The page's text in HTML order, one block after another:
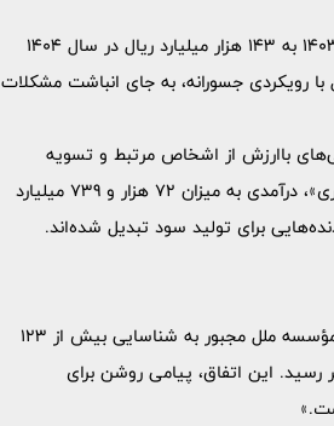
تحول 53 درصدی در کاهش زیان خالص (که عدد زیان را از 302 هزار میلیارد ریال در سال 1403 به 143 هزار میلیارد ریال در سال 1404
رویکردی جسورانه، به جای انباشت مشکلات
باارزش از اشخاص مرتبط و تسویه
تسهیلات مربوطه، ملل توانست علاوه بر پاک‌سازی ترازنامه از مطالبات فاقد «بهداشت اعتباری»، درآمدی به میزان 72 هزار و 739 میلیارد
برای تولید سود تبدیل شده‌اند.
یکی از نقاط قوت کارنامه 1404، مدیریت هوشمندانه هزینه‌هاست. در حالی که سال 1403 مؤسسه ملل مجبور به شناسایی بیش از 123
در سال 1404 این بار هزینه‌ای به صفر رسید. این اتفاق، پیامی روشن برای